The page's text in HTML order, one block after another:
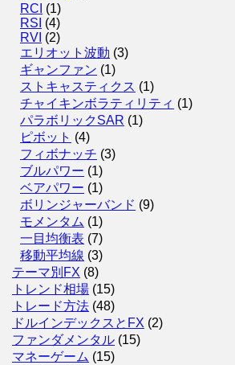
RCI (1)
RSI (4)
RVI (2)
エリオット波動 (3)
ギャンファン (1)
ストキャスティクス (1)
チャイキンボラティリティ (1)
パラボリックSAR (1)
ピボット (4)
フィボナッチ (3)
ブルパワー (1)
ベアパワー (1)
ボリンジャーバンド (9)
モメンタム (1)
一目均衡表 (7)
移動平均線 (3)
テーマ別FX (8)
トレンド相場 (15)
トレード方法 (48)
ドルインデックスとFX (2)
ファンダメンタル (15)
マネーゲーム (15)